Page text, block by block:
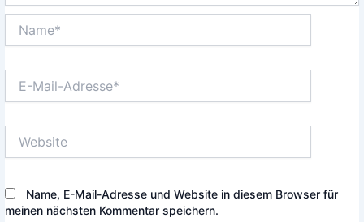
Mail-
Name, E-Mail-Adresse und Website in diesem Browser für
meinen nächsten Kommentar speichern.